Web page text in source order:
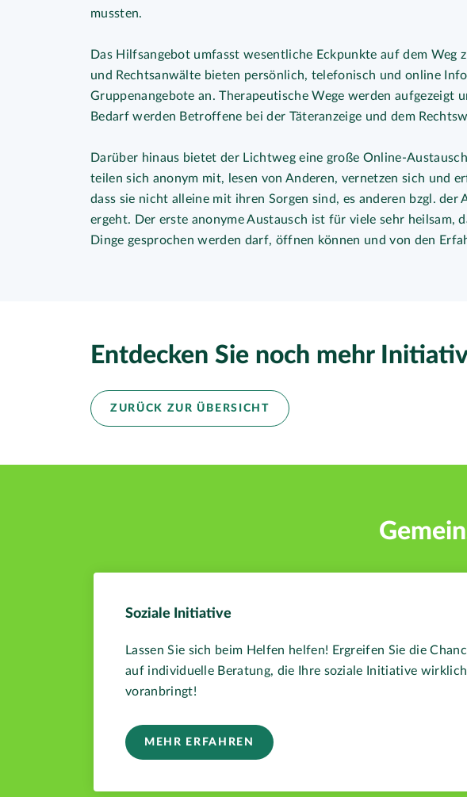
mussten.
Das Hilfsangebot umfasst wesentliche Eckpunkte auf dem Weg
und Rechtsanwälte bieten persönlich, telefonisch und online
Gruppenangebote an. Therapeutische Wege werden aufgezeigt
Bedarf werden Betroffene bei der Täteranzeige und dem
Darüber hinaus bietet der Lichtweg eine große Online-
teilen sich anonym mit, lesen von Anderen, vernetzen sich und
dass sie nicht alleine mit ihren Sorgen sind, es anderen bzgl. der
ergeht. Der erste anonyme Austausch ist für viele sehr heilsam,
Dinge gesprochen werden darf, öffnen können und von den
Entdecken Sie noch mehr
ZURÜCK ZUR ÜBERSICHT
Soziale Initiative
Lassen Sie sich beim Helfen helfen! Ergreifen Sie die
auf individuelle Beratung, die Ihre soziale Initiative wirklich
voranbringt!
MEHR ERFAHREN